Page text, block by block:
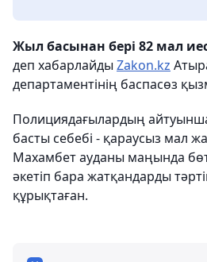
Жыл басынан бері 82 мал
деп хабарлайды Zakon.kz
департаментінің баспасөз
Полициядағылардың
басты себебі - қараусыз мал
Махамбет ауданы маңында
әкетіп бара жатқандарды
құрықтаған.